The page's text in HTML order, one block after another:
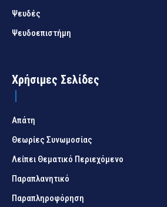
Ψευδές
Ψευδοεπιστήμη
Χρήσιμες Σελίδες
Απάτη
Θεωρίες Συνωμοσίας
Λείπει Θεματικό Περιεχόμενο
Παραπλανητικό
Παραπληροφόρηση